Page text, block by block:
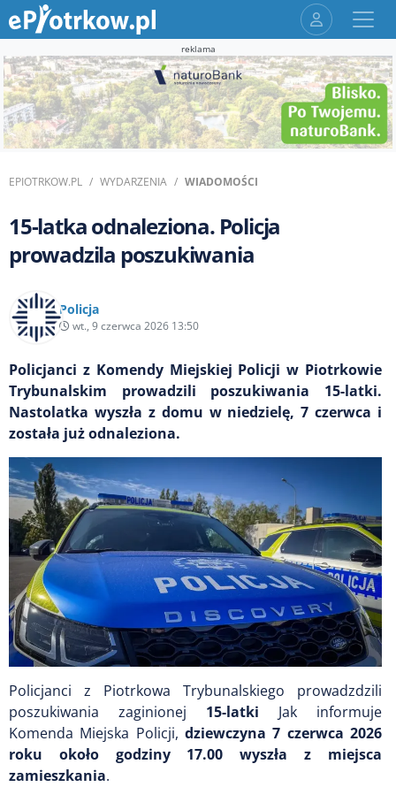
reklama
EPIOTRKOW.PL WYDARZENIA WIADOMOŚCI
15-latka odnaleziona. Policja
prowadzila poszukiwania
Policja
wt., 9 czerwca 2026 13:50
Policjanci z Komendy Miejskiej Policji w Piotrkowie
Trybunalskim prowadzili poszukiwania 15-latki.
Nastolatka wyszła z domu w niedzielę, 7 czerwca i
została już odnaleziona.
Policjanci z Piotrkowa Trybunalskiego prowadzdzili
poszukiwania zaginionej 15-latki Jak informuje
Komenda Miejska Policji, dziewczyna 7 czerwca 2026
roku około godziny 17.00 wyszła z miejsca
zamieszkania.